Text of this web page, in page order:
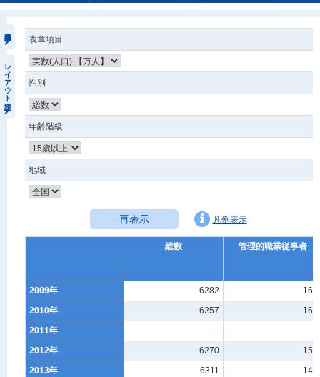
レイアウト設定
表章項目
性別
年齢階級
地域
再表示 凡例表示
総数 管理的職業従事者
2009年 6282
168
2010年
6257
161
2011年
…
…
2012年
6270
153
2013年
6311
143